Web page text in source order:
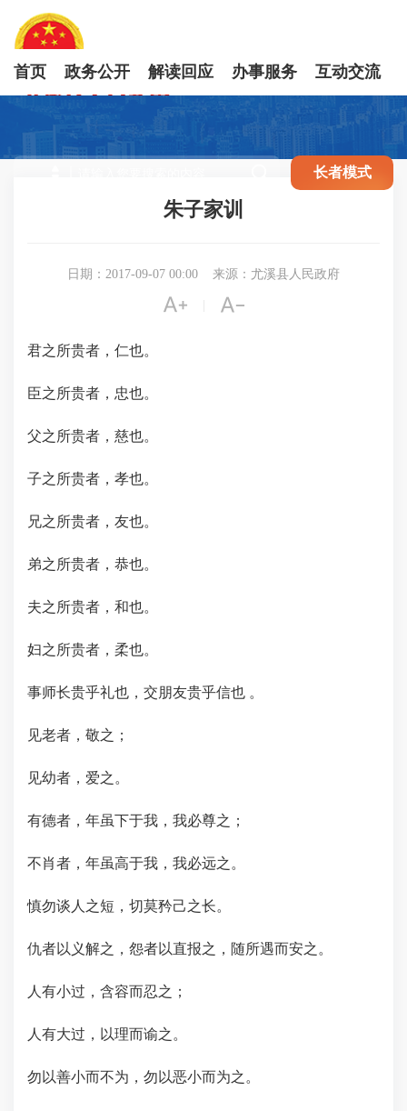
首页 政务公开 解读回应 办事服务 互动交流
长者模式
朱子家训
日期：2017-09-07 00:00 来源：尤溪县人民政府
 
君之所贵者，仁也。
臣之所贵者，忠也。
父之所贵者，慈也。
子之所贵者，孝也。
兄之所贵者，友也。
弟之所贵者，恭也。
夫之所贵者，和也。
妇之所贵者，柔也。
事师长贵乎礼也，交朋友贵乎信也 。
见老者，敬之；
见幼者，爱之。
有德者，年虽下于我，我必尊之；
不肖者，年虽高于我，我必远之。
慎勿谈人之短，切莫矜己之长。
仇者以义解之，怨者以直报之，随所遇而安之。
人有小过，含容而忍之；
人有大过，以理而谕之。
勿以善小而不为，勿以恶小而为之。